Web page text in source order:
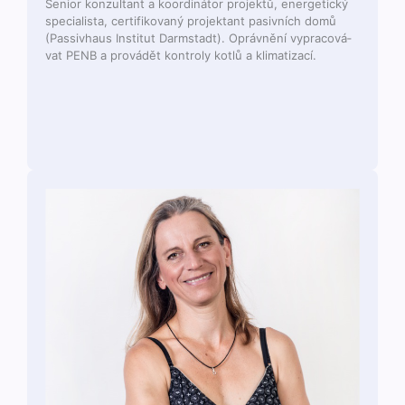
Senior konzul­tant a koordiná­tor pro­jek­tů, ener­get­ický
spe­cial­ista, cer­ti­fiko­vaný pro­jek­tant pasivních domů
(Pas­sivhaus Insti­tut Darm­stadt). Oprávnění vypra­cov­á­
vat PENB a provádět kon­troly kotlů a klimatizací.